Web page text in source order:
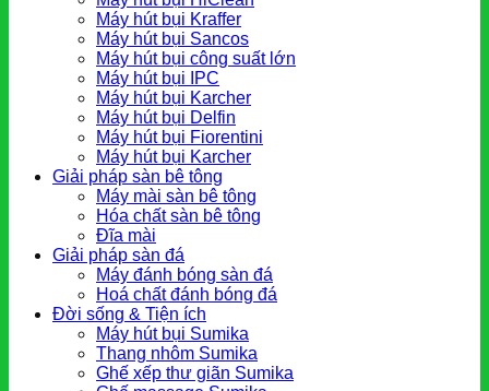
Máy hút bụi Kraffer
Máy hút bụi Sancos
Máy hút bụi công suất lớn
Máy hút bụi IPC
Máy hút bụi Karcher
Máy hút bụi Delfin
Máy hút bụi Fiorentini
Máy hút bụi Karcher
Giải pháp sàn bê tông
Máy mài sàn bê tông
Hóa chất sàn bê tông
Đĩa mài
Giải pháp sàn đá
Máy đánh bóng sàn đá
Hoá chất đánh bóng đá
Đời sống & Tiện ích
Máy hút bụi Sumika
Thang nhôm Sumika
Ghế xếp thư giãn Sumika